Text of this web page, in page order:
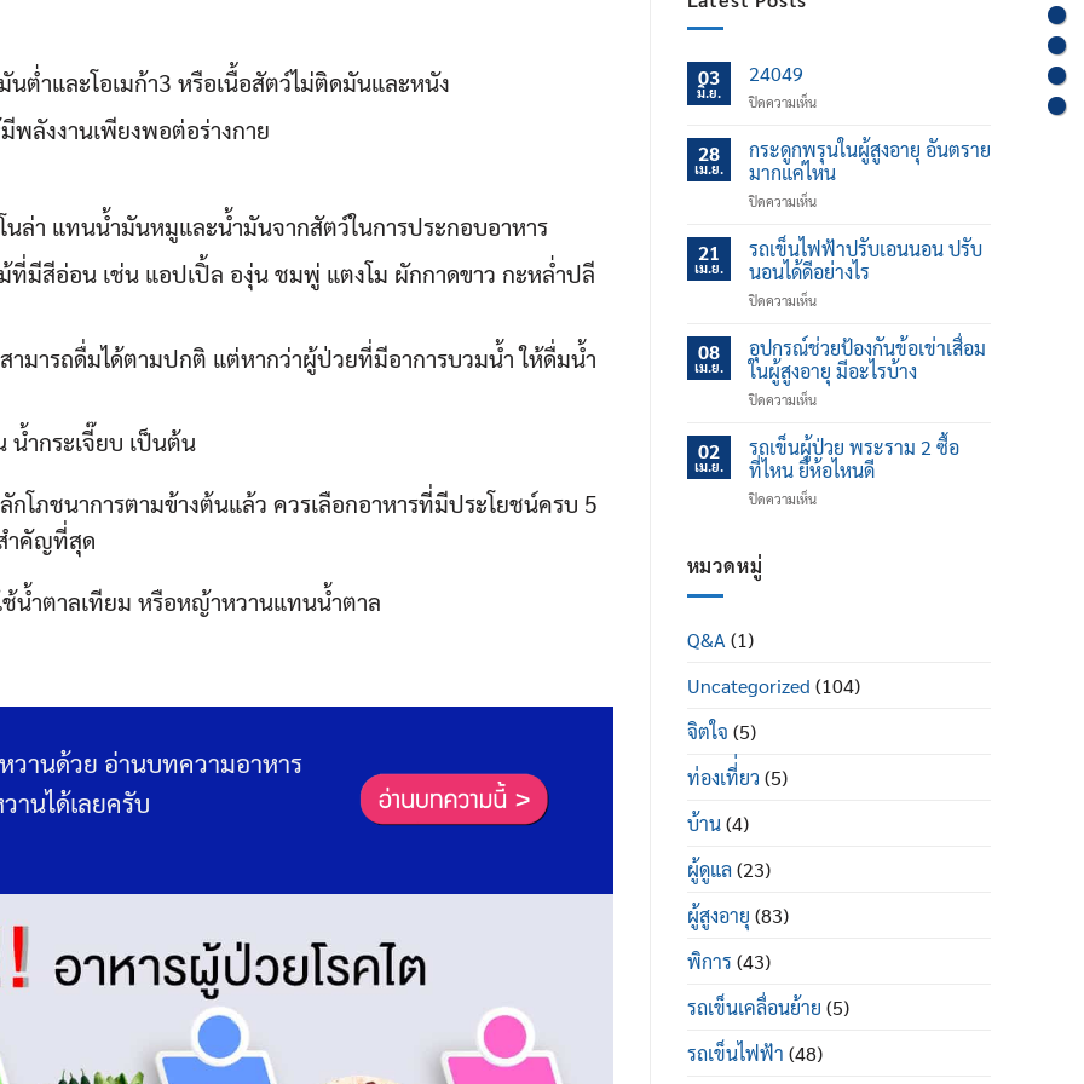
ต่ำและโอเมก้า3 หรือเนื้อสัตว์ไม่ติดมันและหนัง
พลังงานเพียงพอต่อร่างกาย
ล่า แทนน้ำมันหมูและน้ำมันจากสัตว์ในการประกอบอาหาร
มีสีอ่อน เช่น แอปเปิ้ล องุ่น ชมพู่ แตงโม ผักกาดขาว กะหล่ำปลี
ามารถดื่มได้ตามปกติ แต่หากว่าผู้ป่วยที่มีอาการบวมน้ำ ให้ดื่มน้ำ
น้ำกระเจี๊ยบ เป็นต้น
กโภชนาการตามข้างต้นแล้ว ควรเลือกอาหารที่มีประโยชน์ครบ 5
ำคัญที่สุด
ช้น้ำตาลเทียม หรือหญ้าหวานแทนน้ำตาล
วานด้วย อ่านบทความอาหาร
านได้เลยครับ
03
มิ.ย.
24049
ปิดความเห็นบน
28
เม.ย.
กระดูกพรุนในผู้สูงอายุ อันตราย
มากแค่ไหน
ปิดความเห็นบน
พรุน
ใน
ผู้
สูง
อันตราย
มาก
แค่
ไหน
21
เม.ย.
รถเข็นไฟฟ้าปรับเอนนอน ปรับ
นอนได้ดีอย่างไร
ปิดความเห็นบน
เข็น
ไฟฟ้า
ปรับ
เอน
ปรับ
นอน
ดี
08
เม.ย.
อุปกรณ์ช่วยป้องกันข้อเข่าเสื่อม
ในผู้สูงอายุ มีอะไรบ้าง
ปิดความเห็นบน
ช่วย
ป้องกัน
ข้อ
เข่า
02
เม.ย.
รถเข็นผู้ป่วย พระราม 2 ซื้อ
ที่ไหน ยี่ห้อไหนดี
ปิดความเห็นบน
ยี่ห้อ
หมวดหมู่
Q&A (1)
Uncategorized (104)
จิตใจ (5)
ท่องเที่่ยว (5)
บ้าน(4)
ผู้ดูแล (23)
ผู้สูงอายุ (83)
พิการ (43)
รถเข็นเคลื่อนย้าย (5)
รถเข็นไฟฟ้า (48)